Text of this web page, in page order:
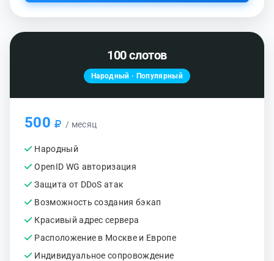
100 слотов
Народный · Популярный
500 / месяц
Народный
OpenID WG авторизация
Защита от DDoS атак
Возможность создания бэкап
Красивый адрес сервера
Расположение в Москве и Европе
Индивидуальное сопровождение